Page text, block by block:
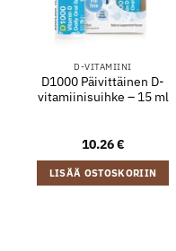
D-VITAMIINI
D1000 Päivittäinen D-
vitamiinisuihke – 15 ml
10.26€
LISÄÄ OSTOSKORIIN